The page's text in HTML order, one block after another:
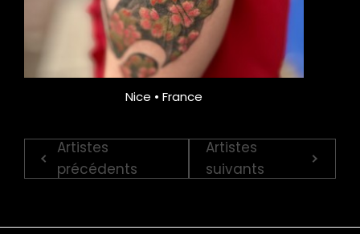
Nice • France
Artistes
précédents
Artistes
suivants